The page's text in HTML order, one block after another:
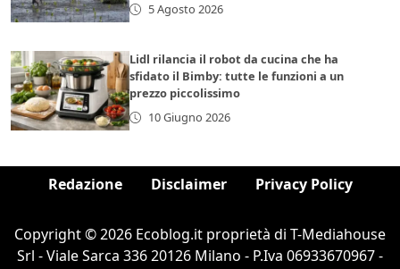
5 Agosto 2026
Lidl rilancia il robot da cucina che ha
sfidato il Bimby: tutte le funzioni a un
prezzo piccolissimo
10 Giugno 2026
Redazione Disclaimer Privacy Policy
Copyright © 2026 Ecoblog.it proprietà di T-Mediahouse
Srl - Viale Sarca 336 20126 Milano - P.Iva 06933670967 -